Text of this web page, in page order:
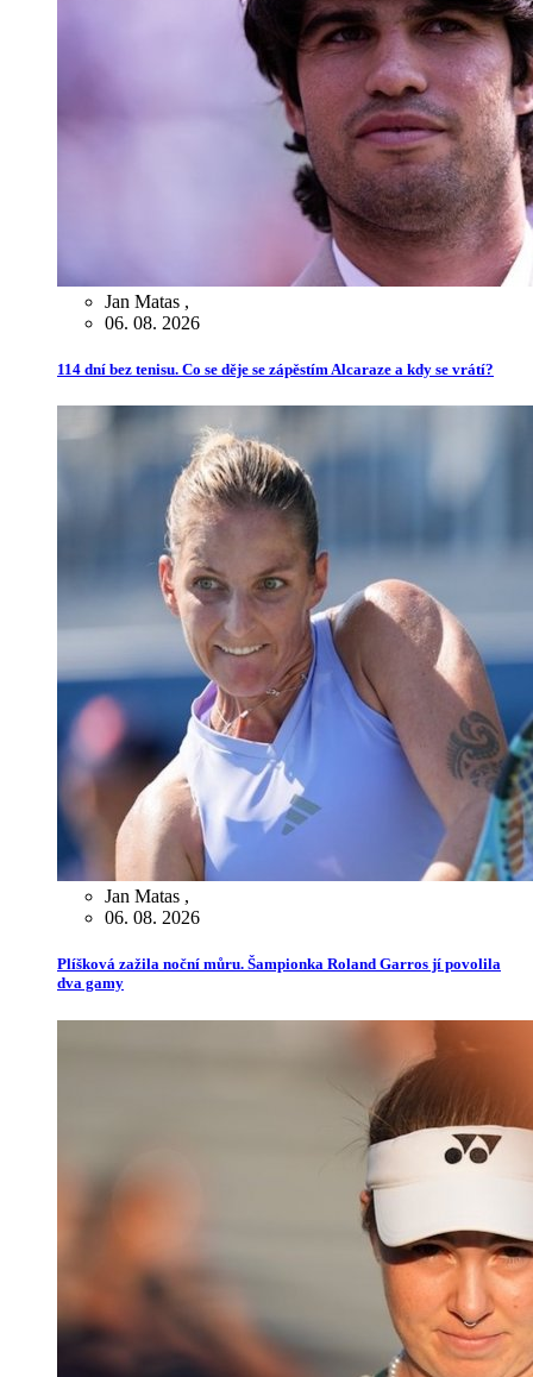
Jan Matas ,
06. 08. 2026
114 dní bez tenisu. Co se děje se zápěstím Alcaraze a kdy se vrátí?
Jan Matas ,
06. 08. 2026
Plíšková zažila noční můru. Šampionka Roland Garros jí povolila
dva gamy